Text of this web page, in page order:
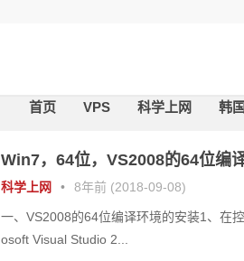
首页 VPS 科学上网 韩
Win7，64位，VS2008的64位编
科学上网 • 8年前 (2018-09-08)
一、VS2008的64位编译环境的安装1、在
osoft Visual Studio 2...